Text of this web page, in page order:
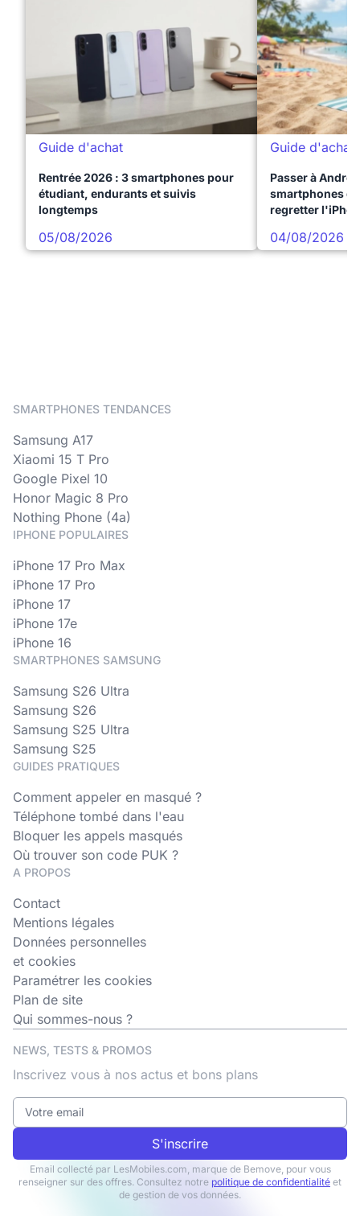
Guide d'achat
Rentrée 2026 : 3 smartphones pour
étudiant, endurants et suivis
longtemps
05/08/2026
Guide d'achat
Passer à
smartphones
regretter
04/08/2026
SMARTPHONES TENDANCES
Samsung A17
Xiaomi 15 T Pro
Google Pixel 10
Honor Magic 8 Pro
Nothing Phone (4a)
IPHONE POPULAIRES
iPhone 17 Pro Max
iPhone 17 Pro
iPhone 17
iPhone 17e
iPhone 16
SMARTPHONES SAMSUNG
Samsung S26 Ultra
Samsung S26
Samsung S25 Ultra
Samsung S25
GUIDES PRATIQUES
Comment appeler en masqué ?
Téléphone tombé dans l'eau
Bloquer les appels masqués
Où trouver son code PUK ?
A PROPOS
Contact
Mentions légales
Données personnelles
et cookies
Paramétrer les cookies
Plan de site
Qui sommes-nous ?
NEWS, TESTS & PROMOS
Inscrivez vous à nos actus et bons plans
S'inscrire
Email collecté par LesMobiles.com, marque de Bemove, pour vous
renseigner sur des offres. Consultez notre politique de confidentialité et
de gestion de vos données.